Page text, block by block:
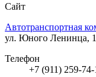
Сайт
Автотранспортная
ул. Юного Ленинца,
Телефон
+7 (911) 259-74-